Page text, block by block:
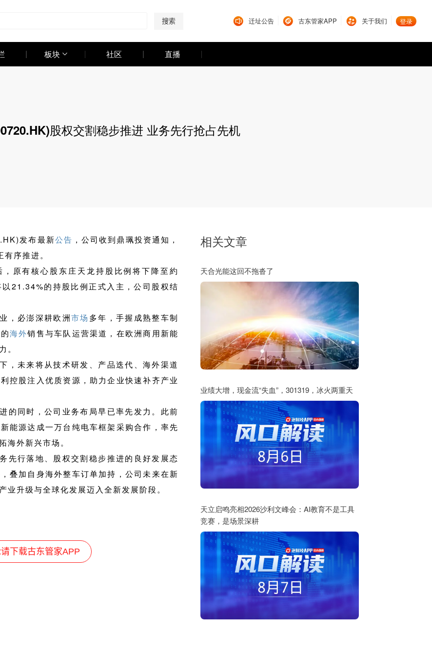
搜索 迁址公告 古东管家APP 关于我们 登录
板块 社区 直播
股权交割稳步推进 业务先行抢占先机
发布最新公告 ，公司收到鼎珮投资通知，
有序推进。
原有核心股东庄天龙持股比例将下降至約
以21.34%的持股比例正式入主，公司股权结
，必澎深耕欧洲市场 多年，手握成熟整车制
海外销售与车队运营渠道，在欧洲商用新能
。
，未来将从技术研发、产品迭代、海外渠道
控股注入优质资源，助力企业快速补齐产业
的同时，公司业务布局早已率先发力。此前
能源达成一万台纯电车框架采购合作，率先
海外新兴市场。
先行落地、股权交割稳步推进的良好发展态
叠加自身海外整车订单加持，公司未来在新
升级与全球化发展迈入全新发展阶段。
下载古东管家APP
相关文章
天合光能这回不拖沓了
业绩大增，现金流“失血”，301319，冰火两重天
天立启鸣亮相2026沙利文峰会：AI教育不是工具
竞赛，是场景深耕